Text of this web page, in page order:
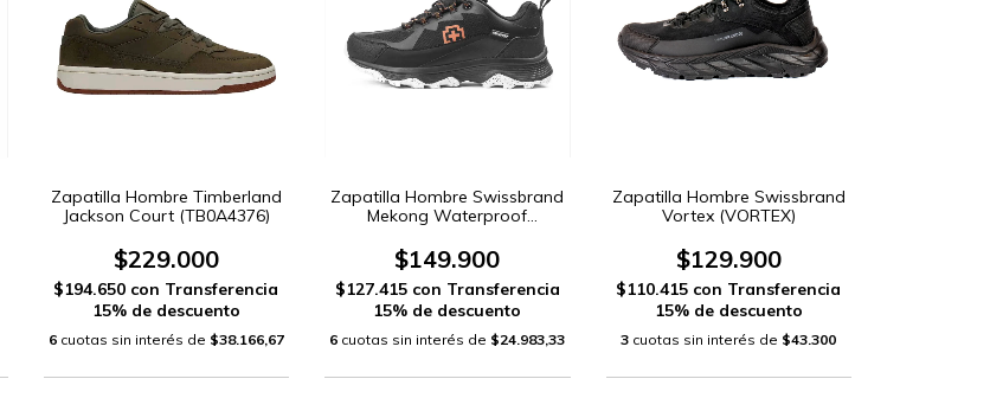
Zapatilla Hombre Timberland
Jackson Court (TB0A4376)
$229.000
$194.650 con Transferencia
15% de descuento
6 cuotas sin interés de $38.166,67
Zapatilla Hombre Swissbrand
Mekong Waterproof
$149.900
$127.415 con Transferencia
15% de descuento
6 cuotas sin interés de $24.983,33
Zapatilla Hombre Swissbrand
Vortex (VORTEX)
$129.900
$110.415 con Transferencia
15% de descuento
3 cuotas sin interés de $43.300